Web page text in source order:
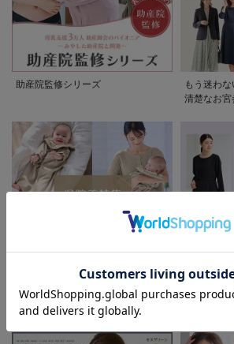
助産院監修シリーズ
もう迷わ
清楚なお宮
退院着特集 赤ちゃんとの新しい一
歩を彩るママの服装ガイド
妊婦さん
お気に入り商品を確認す